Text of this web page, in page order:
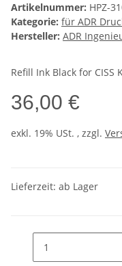
Artikelnummer: HPZ-
Kategorie: für ADR
Hersteller: ADR
Refill Ink Black for CISS
36,00 €
exkl. 19% USt. , zzgl.
Lieferzeit: ab Lager